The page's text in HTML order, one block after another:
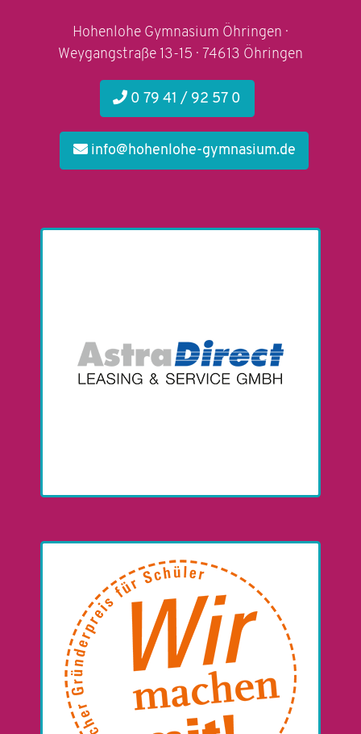
Hohenlohe Gymnasium Öhringen ·
Weygangstraße 13-15 · 74613 Öhringen
0 79 41 / 92 57 0
info@hohenlohe-gymnasium.de